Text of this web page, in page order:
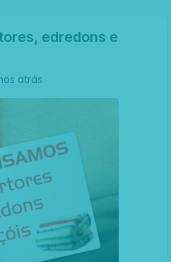
edredons e
atrás